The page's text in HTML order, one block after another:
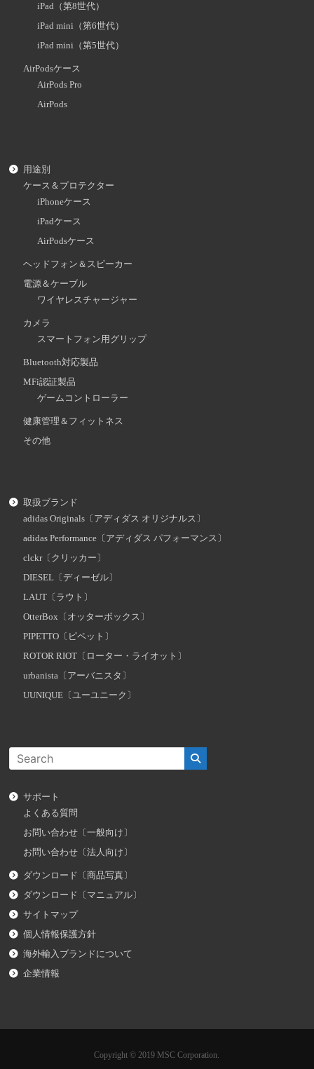
iPad（第8世代）
iPad mini（第6世代）
iPad mini（第5世代）
AirPodsケース
AirPods Pro
AirPods
用途別
ケース＆プロテクター
iPhoneケース
iPadケース
AirPodsケース
ヘッドフォン＆スピーカー
電源＆ケーブル
ワイヤレスチャージャー
カメラ
スマートフォン用グリップ
Bluetooth対応製品
MFi認証製品
ゲームコントローラー
健康管理＆フィットネス
その他
取扱ブランド
adidas Originals〔アディダス オリジナルス〕
adidas Performance〔アディダス パフォーマンス〕
clckr〔クリッカー〕
DIESEL〔ディーゼル〕
LAUT〔ラウト〕
OtterBox〔オッターボックス〕
PIPETTO〔ピペット〕
ROTOR RIOT〔ローター・ライオット〕
urbanista〔アーバニスタ〕
UUNIQUE〔ユーユニーク〕
サポート
よくある質問
お問い合わせ〔一般向け〕
お問い合わせ〔法人向け〕
ダウンロード〔商品写真〕
ダウンロード〔マニュアル〕
サイトマップ
個人情報保護方針
海外輸入ブランドについて
企業情報
Copyright © 2019 MSC Corporation.